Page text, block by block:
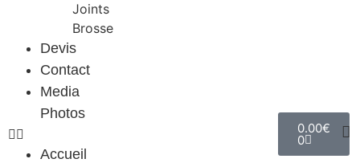
Joints
Brosse
Devis
Contact
Media
Photos
Accueil
0.00€
0